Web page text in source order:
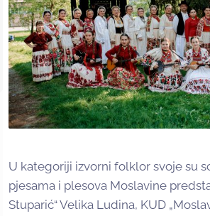
U kategoriji izvorni folklor svoje su
pjesama i plesova Moslavine
Stuparić“ Velika Ludina, KUD